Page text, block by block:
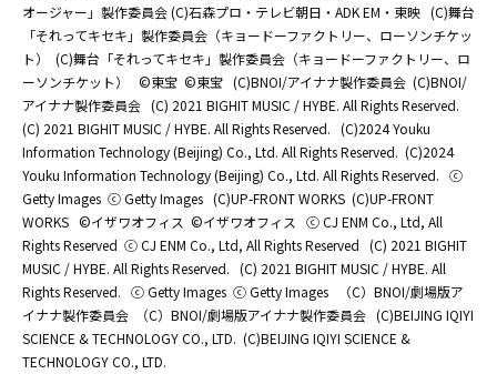
オージャー」製作委員会 (C)石森プロ・テレビ朝日・ADK EM・東映 (C)舞台
「それってキセキ」製作委員会（キョードーファクトリー、ローソンチケッ
ト）
(C)舞台「それってキセキ」製作委員会（キョードーファクトリー、ロ
ーソンチケット）
©東宝 ©東宝 (C)BNOI/アイナナ製作委員会 (C)BNOI/
アイナナ製作委員会 (C) 2021 BIGHIT MUSIC / HYBE. All Rights Reserved.
(C) 2021 BIGHIT MUSIC / HYBE. All Rights Reserved. (C)2024 Youku
Information Technology (Beijing) Co., Ltd. All Rights Reserved. (C)2024
Youku Information Technology (Beijing) Co., Ltd. All Rights Reserved. ⓒ
Getty Images ⓒ Getty Images (C)UP-FRONT WORKS (C)UP-FRONT
WORKS ©イザワオフィス ©イザワオフィス ⓒ CJ ENM Co., Ltd, All
Rights Reserved ⓒ CJ ENM Co., Ltd, All Rights Reserved (C) 2021 BIGHIT
MUSIC / HYBE. All Rights Reserved. (C) 2021 BIGHIT MUSIC / HYBE. All
Rights Reserved. ⓒ Getty Images ⓒ Getty Images
（C）BNOI/劇場版ア
イナナ製作委員会
（C）BNOI/劇場版アイナナ製作委員会 (C)BEIJING IQIYI
SCIENCE & TECHNOLOGY CO., LTD. (C)BEIJING IQIYI SCIENCE &
TECHNOLOGY CO., LTD.